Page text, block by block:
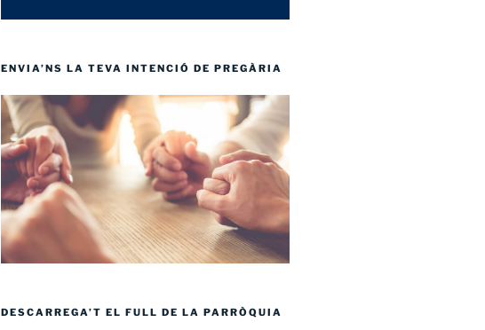
ENVIA’NS LA TEVA INTENCIÓ DE PREGÀRIA
DESCARREGA’T EL FULL DE LA PARRÒQUIA